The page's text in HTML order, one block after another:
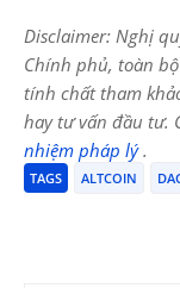
Disclaimer: Nghị
Chính phủ, toàn
tính chất tham
hay tư vấn đầu tư.
nhiệm pháp lý.
TAGS ALTCOIN